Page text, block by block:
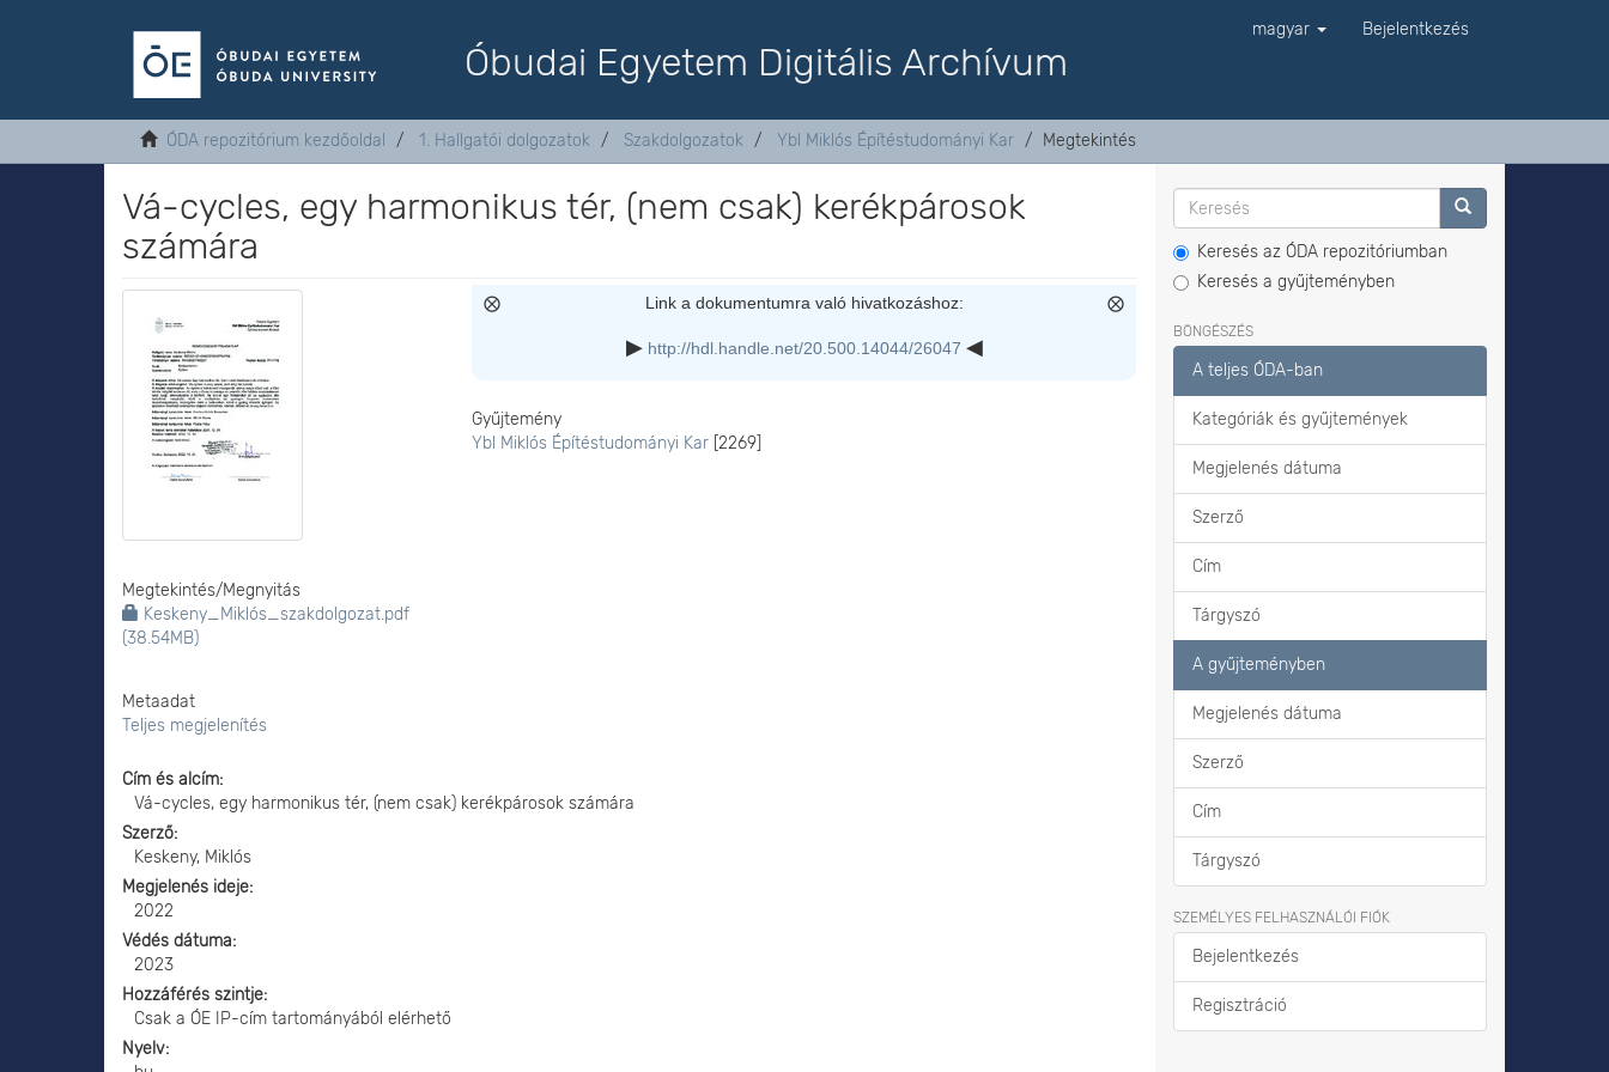
Óbudai Egyetem Digitális Archívum
magyar Bejelentkezés
ÓDA repozitórium kezdőoldal 1. Hallgatói dolgozatok Szakdolgozatok Ybl Miklós Építéstudományi Kar Megtekintés
Vá-cycles, egy harmonikus tér, (nem csak) kerékpárosok
számára
Megtekintés/Megnyitás
Keskeny_Miklós_szakdolgozat.pdf
(38.54MB)
Metaadat
Teljes megjelenítés
Link a dokumentumra való hivatkozáshoz:
http://hdl.handle.net/20.500.14044/26047
Gyűjtemény
Ybl Miklós Építéstudományi Kar [2269]
Cím és alcím
Vá-cycles, egy harmonikus tér, (nem csak) kerékpárosok számára
Szerző
Keskeny, Miklós
Megjelenés ideje
2022
Védés dátuma
2023
Hozzáférés szintje
Csak a ÓE IP-cím tartományából elérhető
Nyelv
Keresés az ÓDA repozitóriumban
Keresés a gyűjteményben
BÖNGÉSZÉS
A teljes ÓDA-ban
Kategóriák és gyűjtemények
Megjelenés dátuma
Szerző
Cím
Tárgyszó
A gyűjteményben
Megjelenés dátuma
Szerző
Cím
Tárgyszó
SZEMÉLYES FELHASZNÁLÓI FIÓK
Bejelentkezés
Regisztráció